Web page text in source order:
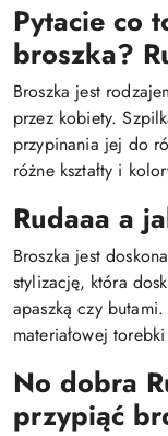
Pytacie co
broszka?
Broszka jest
przez kobiety.
przypinania jej do
różne kształty i
Rudaaa a
Broszka jest
stylizację, która
apaszką czy
materiałowej
No dobra
przypiąć